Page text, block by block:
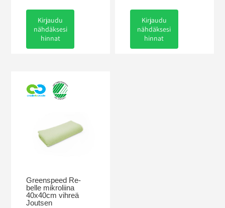
Kirjaudu
nähdäksesi
hinnat
Kirjaudu
nähdäksesi
hinnat
Greenspeed Re-
belle mikroliina
40x40cm vihreä
Joutsen